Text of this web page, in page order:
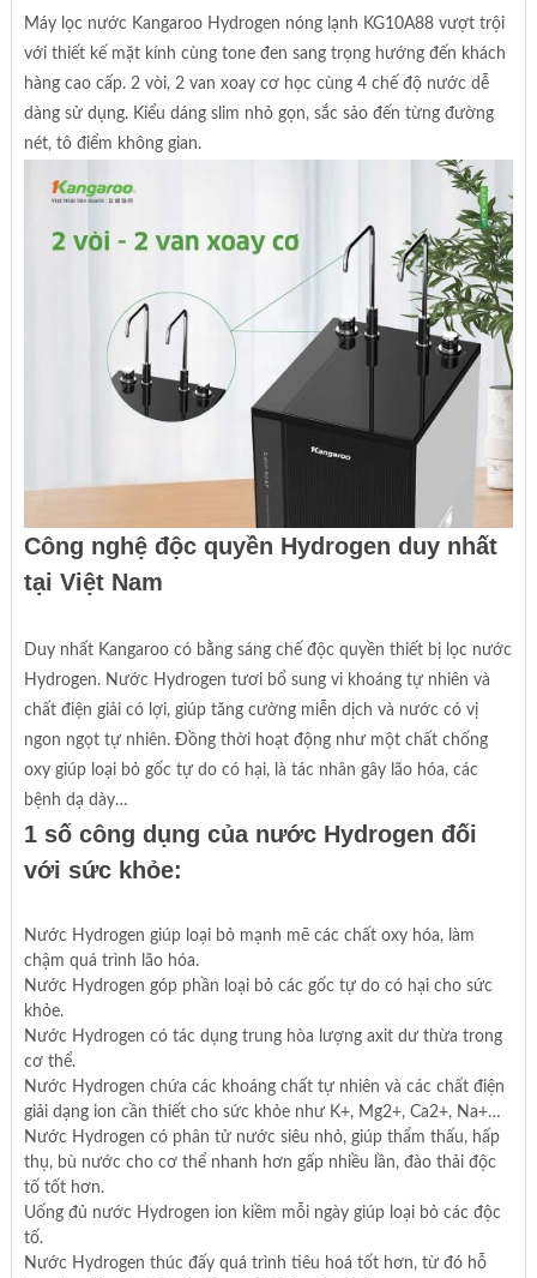
Máy lọc nước Kangaroo Hydrogen nóng lạnh KG10A88 vượt trội
với thiết kế mặt kính cùng tone đen sang trọng hướng đến khách
hàng cao cấp. 2 vòi, 2 van xoay cơ học cùng 4 chế độ nước dễ
dàng sử dụng. Kiểu dáng slim nhỏ gọn, sắc sảo đến từng đường
nét, tô điểm không gian.
Công nghệ độc quyền Hydrogen duy nhất
tại Việt Nam
Duy nhất Kangaroo có bằng sáng chế độc quyền thiết bị lọc nước
Hydrogen. Nước Hydrogen tươi bổ sung vi khoáng tự nhiên và
chất điện giải có lợi, giúp tăng cường miễn dịch và nước có vị
ngon ngọt tự nhiên. Đồng thời hoạt động như một chất chống
oxy giúp loại bỏ gốc tự do có hại, là tác nhân gây lão hóa, các
bệnh dạ dày…
1 số công dụng của nước Hydrogen đối
với sức khỏe:
Nước Hydrogen giúp loại bỏ mạnh mẽ các chất oxy hóa, làm
chậm quá trình lão hóa.
Nước Hydrogen góp phần loại bỏ các gốc tự do có hại cho sức
khỏe.
Nước Hydrogen có tác dụng trung hòa lượng axit dư thừa trong
cơ thể.
Nước Hydrogen chứa các khoáng chất tự nhiên và các chất điện
giải dạng ion cần thiết cho sức khỏe như K+, Mg2+, Ca2+, Na+…
Nước Hydrogen có phân tử nước siêu nhỏ, giúp thẩm thấu, hấp
thụ, bù nước cho cơ thể nhanh hơn gấp nhiều lần, đào thải độc
tố tốt hơn.
Uống đủ nước Hydrogen ion kiềm mỗi ngày giúp loại bỏ các độc
tố.
Nước Hydrogen thúc đấy quá trình tiêu hoá tốt hơn, từ đó hỗ